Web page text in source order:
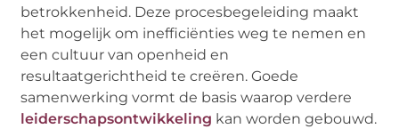
betrokkenheid. Deze procesbegeleiding maakt
het mogelijk om inefficiënties weg te nemen en
een cultuur van openheid en
resultaatgerichtheid te creëren. Goede
samenwerking vormt de basis waarop verdere
leiderschapsontwikkeling kan worden gebouwd.